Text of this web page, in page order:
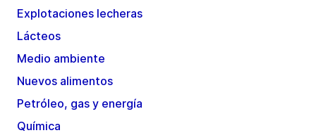
Explotaciones lecheras
Lácteos
Medio ambiente
Nuevos alimentos
Petróleo, gas y energía
Química